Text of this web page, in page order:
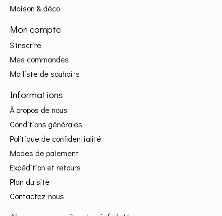
Maison & déco
Mon compte
S'inscrire
Mes commandes
Ma liste de souhaits
Informations
À propos de nous
Conditions générales
Politique de confidentialité
Modes de paiement
Expédition et retours
Plan du site
Contactez-nous